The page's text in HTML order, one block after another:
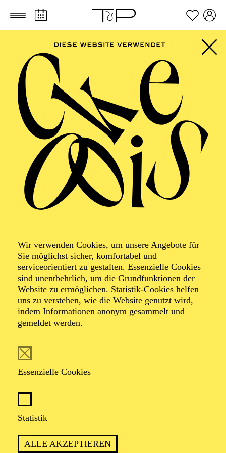
Zum Hauptinhalt springen Zum Footer springen
Wir verwenden Cookies, um unsere Angebote für
Sie möglichst sicher, komfortabel und
serviceorientiert zu gestalten. Essenzielle Cookies
sind unentbehrlich, um die Grundfunktionen der
Website zu ermöglichen. Statistik-Cookies helfen
uns zu verstehen, wie die Website genutzt wird,
indem Informationen anonym gesammelt und
gemeldet werden.
Essenzielle Cookies
Statistik
ALLE AKZEPTIEREN
Foto: Johan Sandberg
der Folkwang Universität der Künste und hat die Bühne